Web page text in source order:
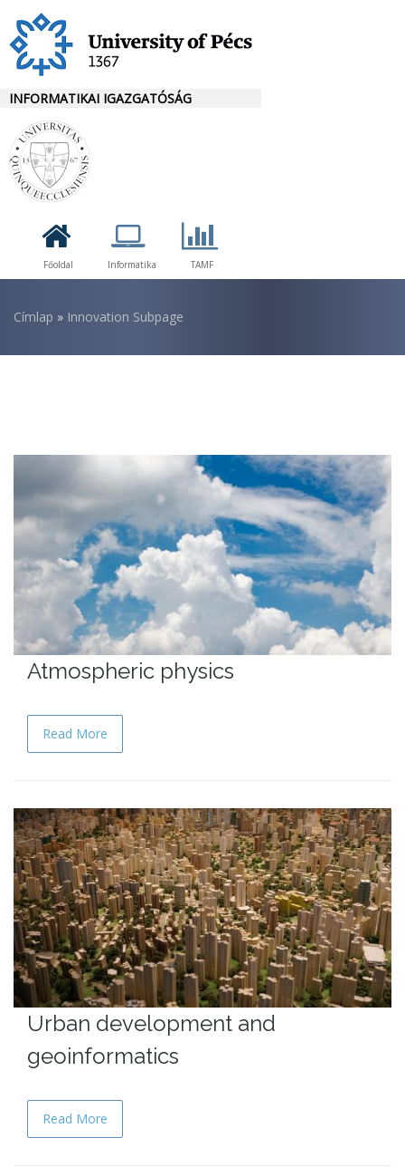
tartalomra
INFORMATIKAI IGAZGATÓSÁG
Főoldal Informatika TAMF
Morzsa
Címlap Innovation Subpage
Atmospheric physics
Read More
Urban development and
geoinformatics
Read More